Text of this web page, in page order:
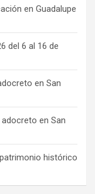
en Guadalupe
del 6 al 16 de
en San
en San
histórico